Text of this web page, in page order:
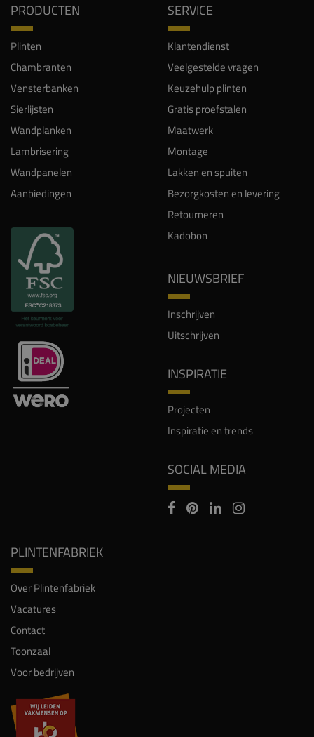
PRODUCTEN
Plinten
Chambranten
Vensterbanken
Sierlijsten
Wandplanken
Lambrisering
Wandpanelen
Aanbiedingen
SERVICE
Klantendienst
Veelgestelde vragen
Keuzehulp plinten
Gratis proefstalen
Maatwerk
Montage
Lakken en spuiten
Bezorgkosten en levering
Retourneren
Kadobon
NIEUWSBRIEF
Inschrijven
Uitschrijven
INSPIRATIE
Projecten
Inspiratie en trends
SOCIAL MEDIA
PLINTENFABRIEK
Over Plintenfabriek
Vacatures
Contact
Toonzaal
Voor bedrijven